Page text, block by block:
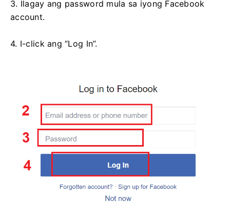
3. Ilagay ang password mula sa iyong Facebook
account.
4. I-click ang “Log In”.